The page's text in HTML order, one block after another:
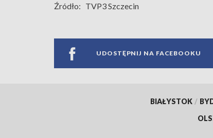
Źródło: TVP3 Szczecin
UDOSTĘPNIJ NA FACEBOOKU
BIAŁYSTOK /